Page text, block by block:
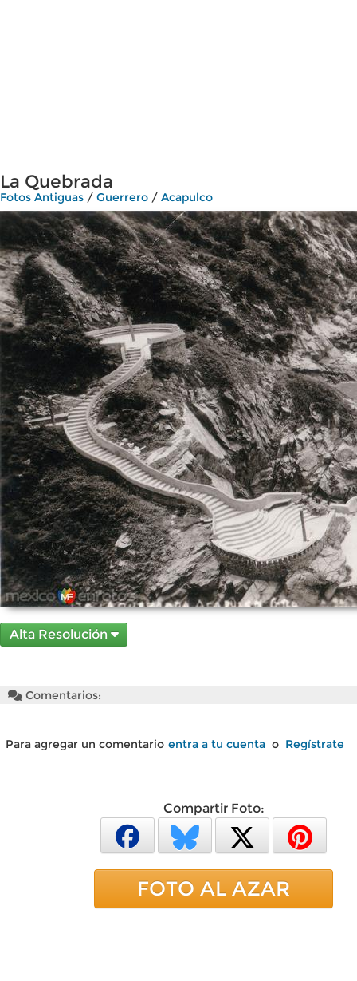
La Quebrada
Fotos Antiguas / Guerrero / Acapulco
Alta Resolución
Comentarios:
Para agregar un comentario entra a tu cuenta o Regístrate
Compartir Foto:
FOTO AL AZAR